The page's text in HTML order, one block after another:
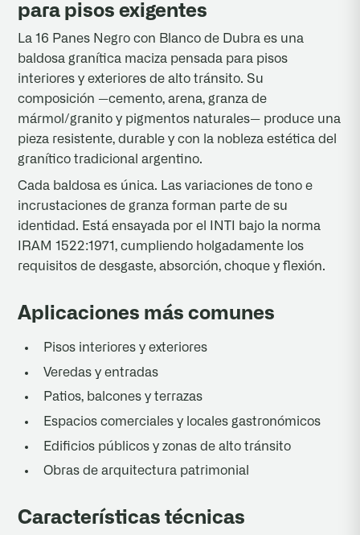
para pisos exigentes
La 16 Panes Negro con Blanco de Dubra es una
baldosa granítica maciza pensada para pisos
interiores y exteriores de alto tránsito. Su
composición —cemento, arena, granza de
mármol/granito y pigmentos naturales— produce una
pieza resistente, durable y con la nobleza estética del
granítico tradicional argentino.
Cada baldosa es única. Las variaciones de tono e
incrustaciones de granza forman parte de su
identidad. Está ensayada por el INTI bajo la norma
IRAM 1522:1971, cumpliendo holgadamente los
requisitos de desgaste, absorción, choque y flexión.
Aplicaciones más comunes
Pisos interiores y exteriores
Veredas y entradas
Patios, balcones y terrazas
Espacios comerciales y locales gastronómicos
Edificios públicos y zonas de alto tránsito
Obras de arquitectura patrimonial
Características técnicas